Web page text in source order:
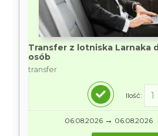
Transfer z lotniska Larnaka
osób
transfer
Ilość:
06.08.2026 → 06.08.2026